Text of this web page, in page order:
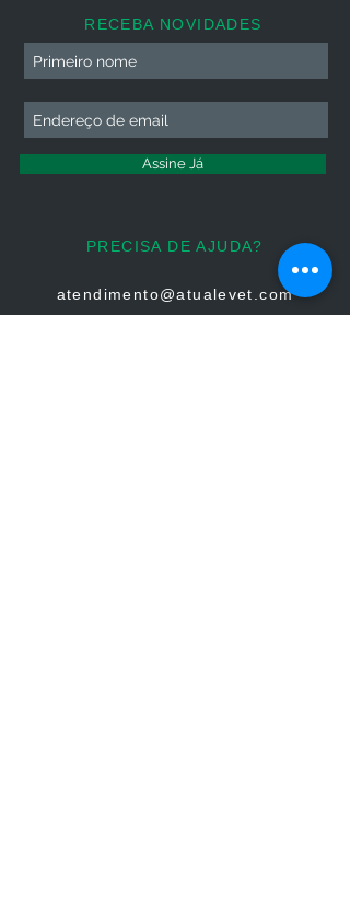
RECEBA NOVIDADES
Assine Já
PRECISA DE AJUDA?
atendimento@atualevet.com